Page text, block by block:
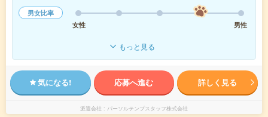
男女比率
女性
男性
もっと見る
気になる! 応募へ進む 詳しく見る
派遣会社 パーソルテンプスタッフ株式会社